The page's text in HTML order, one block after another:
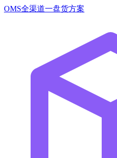
OMS全渠道一盘货方案